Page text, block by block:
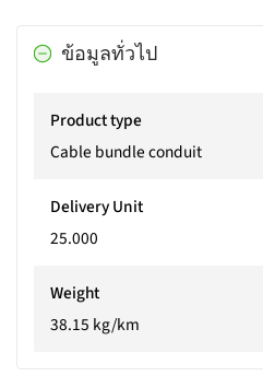
ข้อมูลทั่วไป
Product type
Cable bundle conduit
Delivery Unit
25.000
Weight
38.15 kg/km